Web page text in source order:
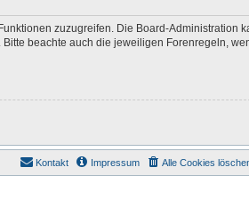
zuzugreifen. Die Board-Administration
beachte auch die jeweiligen Forenregeln,
Alle Cookies
Impressum
Kontakt